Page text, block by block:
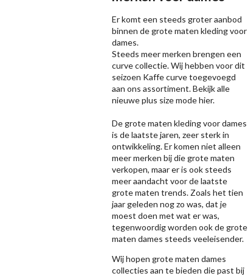
Er komt een steeds groter aanbod
binnen de grote maten kleding voor
dames.
Steeds meer merken brengen een
curve collectie. Wij hebben voor dit
seizoen Kaffecurve toegevoegd
aan ons assortiment. Bekijk alle
nieuweplus size modehier.
De grote maten kleding voor dames
is de laatste jaren, zeer sterk in
ontwikkeling. Er komen niet alleen
meer merken bij die grote maten
verkopen, maar er is ook steeds
meer aandacht voor de laatste
grote maten trends. Zoals het tien
jaar geleden nog zo was, dat je
moest doen met wat er was,
tegenwoordig worden ook de grote
maten dames steeds veeleisender.
Wij hopen grote maten dames
collecties aan te bieden die past bij